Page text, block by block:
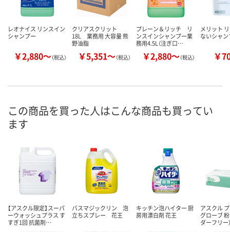
レオナイス リンスイン
シャンプー
￥2,880～（税込）
クリアスクリット
18L 業務用 大容量 熊
野油脂
￥5,351～（税込）
プレーン＆リッチ リ
ンスインシャンプー業
務用4.5L（注ぎ口…
￥2,880～（税込）
メリット
ないシャ
￥
この商品を買った人はこんな商品も買ってい
ます
【アスクル限定】スーパ
ーウォッシュプラス す
すぎ1回 抗菌剤…
バスマジックリン 泡
立ちスプレー 花王
キッチン泡ハイター 厨
房用漂白剤 花王
アスクル
グローブ
ダーフリー